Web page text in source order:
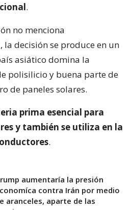
.
no menciona
la decisión se produce en un
asiático domina la
polisilicio y buena parte de
de paneles solares.
prima esencial para
y también se utiliza en la
.
aumentaría la presión
contra Irán por medio
aranceles, aparte de las